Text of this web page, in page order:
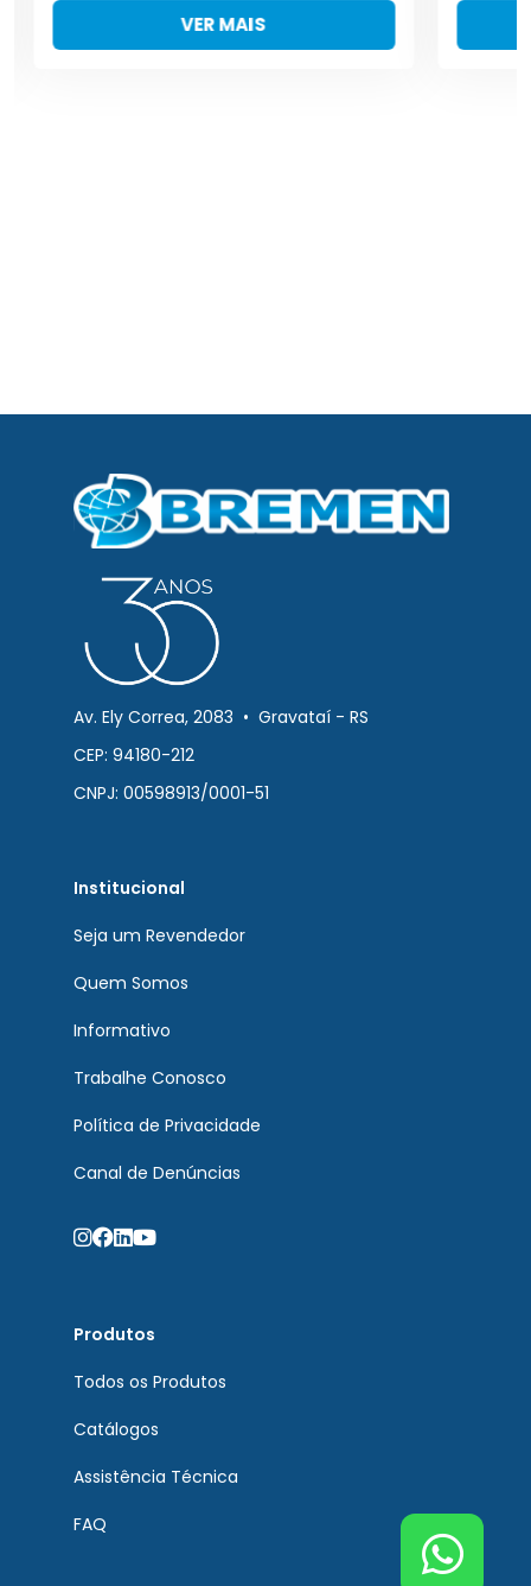
VER MAIS
Av. Ely Correa, 2083 • Gravataí - RS
CEP: 94180-212
CNPJ: 00598913/0001-51
Institucional
Seja um Revendedor
Quem Somos
Informativo
Trabalhe Conosco
Política de Privacidade
Canal de Denúncias
Produtos
Todos os Produtos
Catálogos
Assistência Técnica
FAQ